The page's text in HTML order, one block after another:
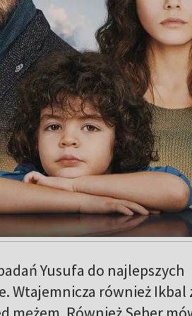
Yusufa do najlepszych
Wtajemnicza również Ikbal